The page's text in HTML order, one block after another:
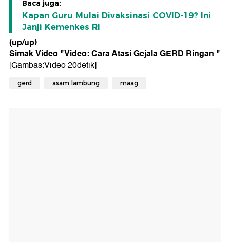
Baca juga:
Kapan Guru Mulai Divaksinasi COVID-19? Ini
Janji Kemenkes RI
(up/up)
Simak Video "Video: Cara Atasi Gejala GERD Ringan "
[Gambas:Video 20detik]
gerd asam lambung maag